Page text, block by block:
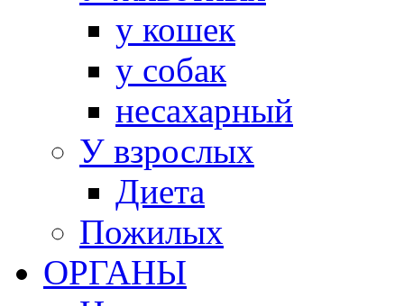
у кошек
у собак
несахарный
У взрослых
Диета
Пожилых
ОРГАНЫ